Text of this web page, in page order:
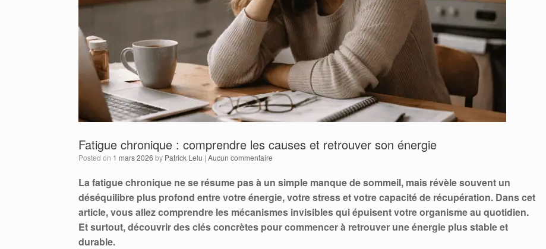
Fatigue chronique : comprendre les causes et retrouver son énergie
Posted on 1 mars 2026 by Patrick Lelu | Aucun commentaire
La fatigue chronique ne se résume pas à un simple manque de sommeil, mais révèle souvent un
déséquilibre plus profond entre votre énergie, votre stress et votre capacité de récupération. Dans cet
article, vous allez comprendre les mécanismes invisibles qui épuisent votre organisme au quotidien.
Et surtout, découvrir des clés concrètes pour commencer à retrouver une énergie plus stable et
durable.